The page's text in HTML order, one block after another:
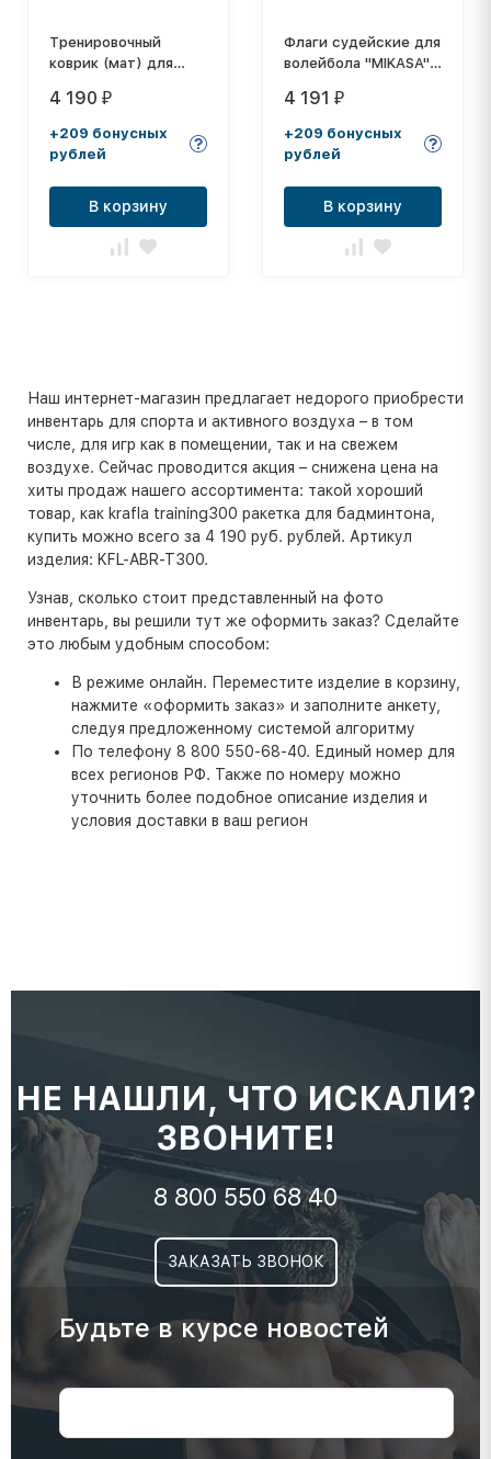
Тренировочный
коврик (мат) для
4мм YO-GA RAYG-
11030YG
4 190 ₽
+209 бонусных
рублей
В корзину
Флаги судейские для
волейбола "MIKASA",
чехле
4 191 ₽
+209 бонусных
рублей
В корзину
Наш интернет-магазин предлагает недорого приобрести
инвентарь для спорта и активного воздуха – в том
числе, для игр как в помещении, так и на свежем
воздухе. Сейчас проводится акция – снижена цена на
хиты продаж нашего ассортимента: такой хороший
товар, как krafla training300 ракетка для бадминтона,
купить можно всего за 4 190 руб. рублей. Артикул
изделия: KFL-ABR-T300.
Узнав, сколько стоит представленный на фото
инвентарь, вы решили тут же оформить заказ? Сделайте
это любым удобным способом:
В режиме онлайн. Переместите изделие в корзину,
нажмите «оформить заказ» и заполните анкету,
следуя предложенному системой алгоритму
По телефону 8 800 550-68-40. Единый номер для
всех регионов РФ. Также по номеру можно
уточнить более подобное описание изделия и
условия доставки в ваш регион
НЕ НАШЛИ, ЧТО ИСКАЛИ?
ЗВОНИТЕ!
8 800 550 68 40
ЗАКАЗАТЬ ЗВОНОК
Будьте в курсе новостей